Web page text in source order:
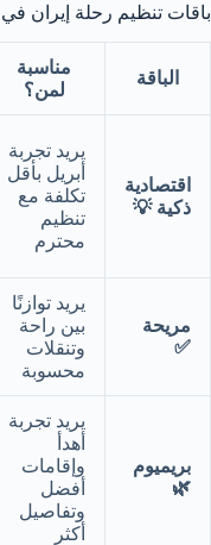
باقات تنظيم رحلة إيران
الباقة
مناسبة
لمن؟
اقتصادية
ذكية 💡
يريد تجربة
أبريل بأقل
تكلفة مع
تنظيم
محترم
مريحة
✅
يريد توازنًا
بين راحة
وتنقلات
محسوبة
بريميوم
🌿
يريد تجربة
أهدأ
وإقامات
أفضل
وتفاصيل
أكثر